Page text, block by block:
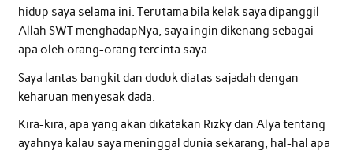
hidup saya selama ini. Terutama bila kelak saya dipanggil
Allah SWT menghadapNya, saya ingin dikenang sebagai
apa oleh orang-orang tercinta saya.
Saya lantas bangkit dan duduk diatas sajadah dengan
keharuan menyesak dada.
Kira-kira, apa yang akan dikatakan Rizky dan Alya tentang
ayahnya kalau saya meninggal dunia sekarang, hal-hal apa